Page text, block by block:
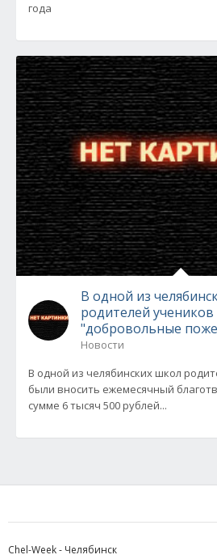
года
В одной из
родителей
"добровольные
Новости
В одной из челябинских школ
были вносить ежемесячный
сумме 6 тысяч 500 рублей...
Chel-Week - Челябинск